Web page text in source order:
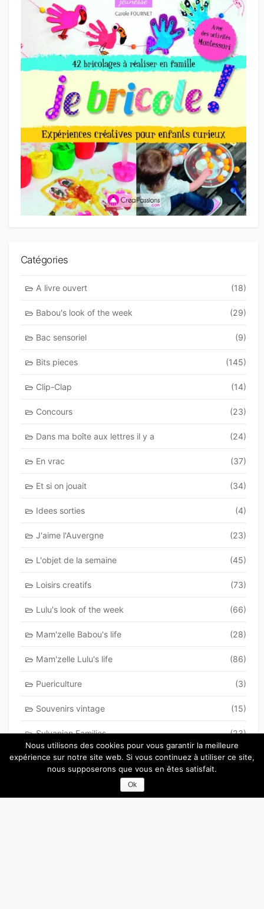
Catégories
A livre ouvert (18)
Babou's look of the week (29)
Bac sensoriel (9)
Bits pieces (145)
Clip-Clap (14)
Concours (23)
Dans ma boîte aux lettres il y a (24)
En vrac (37)
Et si on jouait (34)
Idees sorties (4)
J'aime l'Auvergne (23)
L'objet de la semaine (45)
Loisirs creatifs (73)
Lulu's look of the week (66)
Mam'zelle Babou's life (28)
Mam'zelle Lulu's life (86)
Puericulture (3)
Souvenirs vintage (15)
Sylvanian Families (23)
Top cinq (44)
Nous utilisons des cookies pour vous garantir la meilleure
expérience sur notre site web. Si vous continuez à utiliser ce site,
nous supposerons que vous en êtes satisfait.
Ok